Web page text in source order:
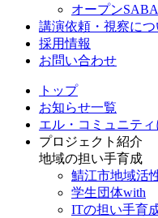
オープン
講演依頼・視察につ
採用情報
お問い合わせ
トップ
お知らせ一覧
エル・コミュニティ
プロジェクト紹介
地域の担い手育成
鯖江市地域活
学生団体with
ITの担い手育